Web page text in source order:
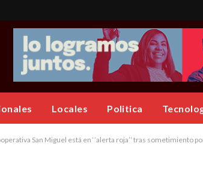
Locales Politica
‘’alerta roja’’ tras sometimiento por falsificación y fraude de su presidente Rodolfo